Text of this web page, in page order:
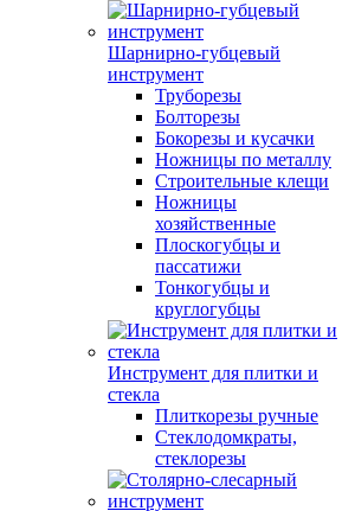
Шарнирно-губцевый
инструмент
Труборезы
Болторезы
Бокорезы и кусачки
Ножницы по металлу
Строительные клещи
Ножницы
хозяйственные
Плоскогубцы и
пассатижи
Тонкогубцы и
круглогубцы
Инструмент для плитки и
стекла
Плиткорезы ручные
Стеклодомкраты,
стеклорезы